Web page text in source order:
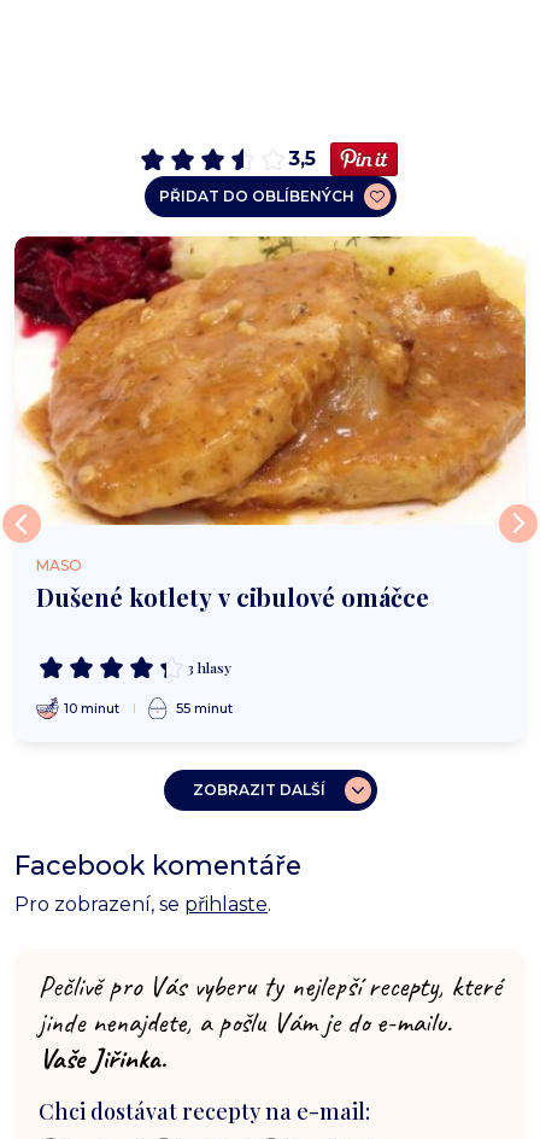
3,5
PŘIDAT DO OBLÍBENÝCH
MASO
Dušené kotlety v cibulové omáčce
3 hlasy
10 minut 55 minut
ZOBRAZIT DALŠÍ
Facebook komentáře
Pro zobrazení, se přihlaste.
Pečlivě pro Vás vyberu ty nejlepší recepty, které
jinde nenajdete, a pošlu Vám je do e-mailu.
Vaše Jiřinka.
Chci dostávat recepty na e-mail: